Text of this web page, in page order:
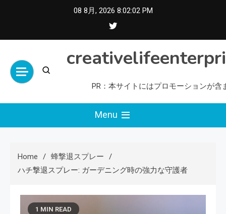
08 8月, 2026 8:02:03 PM
PR：本サイトにはプロモーションが含
Menu
Home
蜂撃退スプレー
ハチ撃退スプレー: ガーデニング時の強力な守護者
1 MIN READ